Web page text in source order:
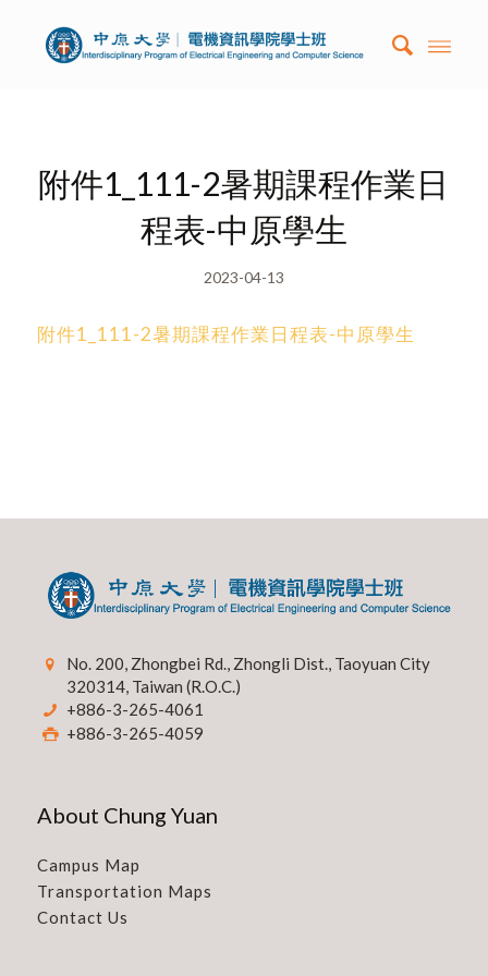
附件1_111-2暑期課程作業日
程表-中原學生
2023-04-13
附件1_111-2暑期課程作業日程表-中原學生
No. 200, Zhongbei Rd., Zhongli Dist., Taoyuan City
320314, Taiwan (R.O.C.)
+886-3-265-4061
+886-3-265-4059
About Chung Yuan
Campus Map
Transportation Maps
Contact Us